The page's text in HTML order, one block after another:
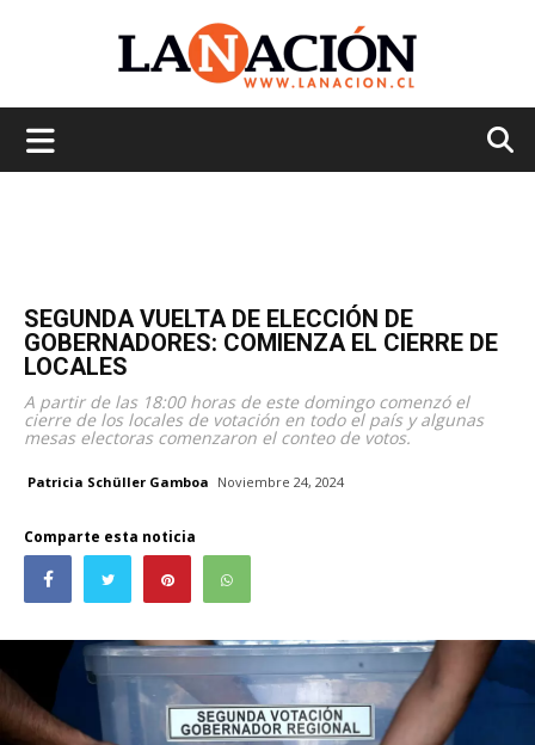
SEGUNDA VUELTA DE ELECCIÓN DE
GOBERNADORES: COMIENZA EL CIERRE DE
LOCALES
A partir de las 18:00 horas de este domingo comenzó el
cierre de los locales de votación en todo el país y algunas
mesas electoras comenzaron el conteo de votos.
Patricia Schüller Gamboa Noviembre 24, 2024
Comparte esta noticia